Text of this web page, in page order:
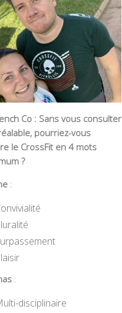
Co : Sans vous consulter
pourriez-vous
le CrossFit en 4 mots
?
:
:
disciplinaire